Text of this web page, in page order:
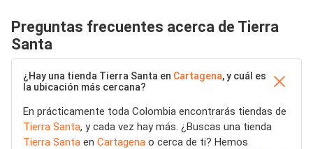
Preguntas frecuentes acerca de Tierra
Santa
¿Hay una tienda Tierra Santa en Cartagena, y cuál es
la ubicación más cercana?
En prácticamente toda Colombia encontrarás tiendas de
Tierra Santa, y cada vez hay más. ¿Buscas una tienda
Tierra Santa en Cartagena o cerca de ti? Hemos